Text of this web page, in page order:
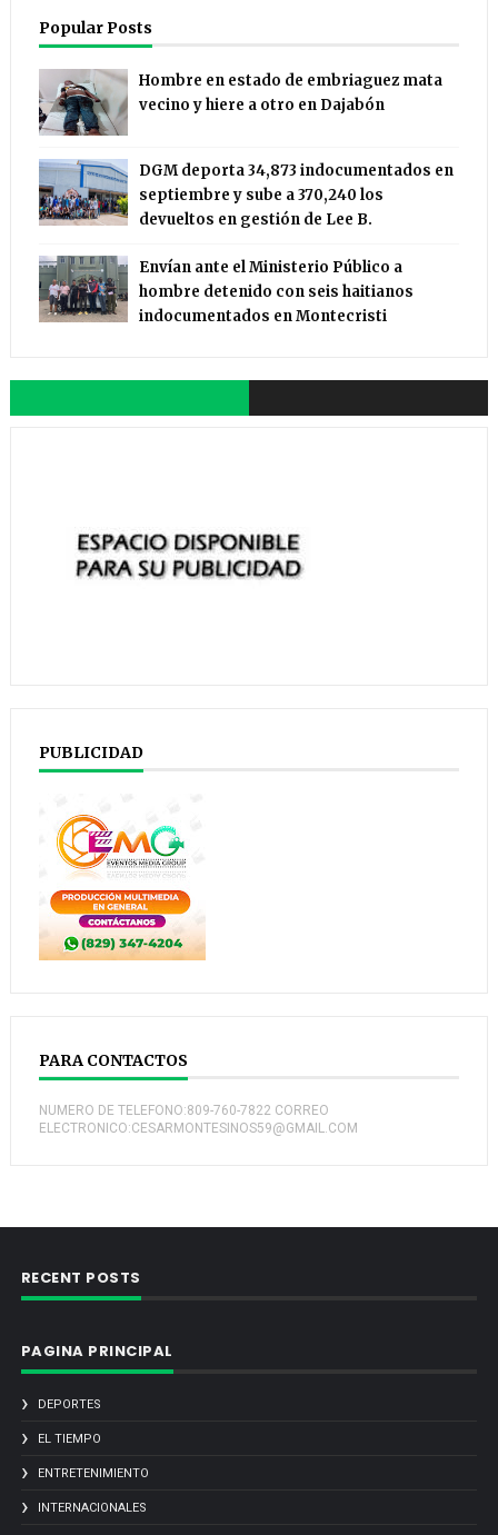
Popular Posts
Hombre en estado de embriaguez mata
vecino y hiere a otro en Dajabón
DGM deporta 34,873 indocumentados en
septiembre y sube a 370,240 los
devueltos en gestión de Lee B.
Envían ante el Ministerio Público a
hombre detenido con seis haitianos
indocumentados en Montecristi
PUBLICIDAD
PARA CONTACTOS
NUMERO DE TELEFONO:809-760-7822 CORREO
ELECTRONICO:CESARMONTESINOS59@GMAIL.COM
RECENT POSTS
PAGINA PRINCIPAL
DEPORTES
EL TIEMPO
ENTRETENIMIENTO
INTERNACIONALES